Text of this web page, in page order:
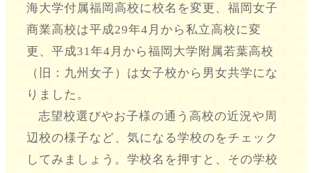
海大学付属福岡高校に校名を変更、福岡女子
商業高校は平成29年4月から私立高校に変
更、平成31年4月から福岡大学附属若葉高校
（旧：九州女子）は女子校から男女共学にな
りました。
志望校選びやお子様の通う高校の近況や周
辺校の様子など、気になる学校のをチェック
してみましょう。学校名を押すと、その学校